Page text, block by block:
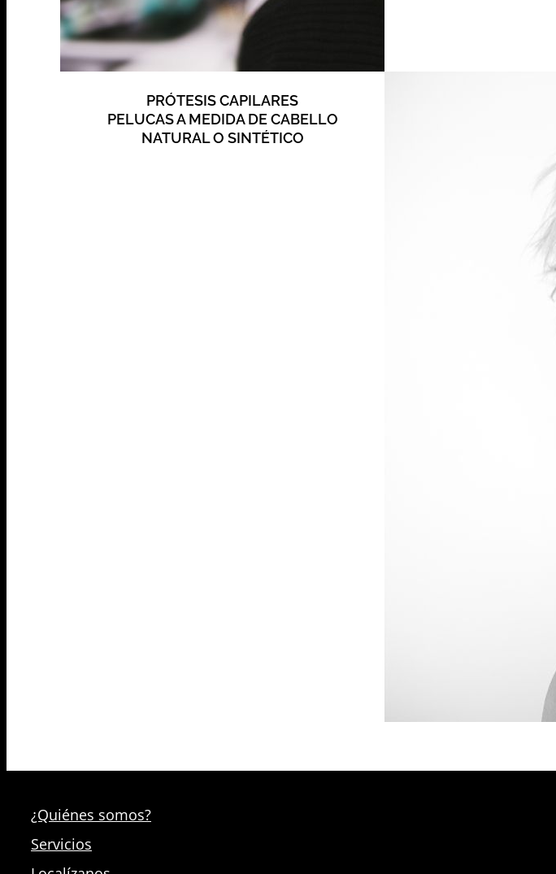
PRÓTESIS CAPILARES
PELUCAS A MEDIDA DE CABELLO
NATURAL O SINTÉTICO
¿Quiénes somos?
Servicios